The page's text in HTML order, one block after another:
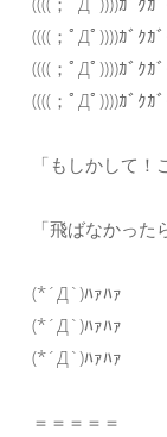
((((；ﾟДﾟ))))ｶﾞｸｶ
((((；ﾟДﾟ))))ｶﾞｸｶ
((((；ﾟДﾟ))))ｶﾞｸｶ
「もしかして！
「飛ばなかった
(*´Д`)ﾊｧﾊｧ
(*´Д`)ﾊｧﾊｧ
(*´Д`)ﾊｧﾊｧ
＝＝＝＝＝